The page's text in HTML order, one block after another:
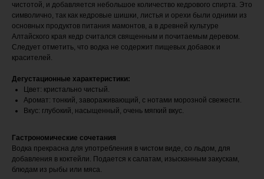
чистотой, и добавляется небольшое количество кедрового спирта. Это
символично, так как кедровые шишки, листья и орехи были одними из
основных продуктов питания мамонтов, а в древней культуре
Алтайского края кедр считался священным и почитаемым деревом.
Следует отметить, что водка не содержит пищевых добавок и
красителей.
Дегустационные характеристики:
Цвет: кристально чистый.
Аромат: тонкий, завораживающий, с нотами морозной свежести.
Вкус: глубокий, насыщенный, очень мягкий вкус.
Гастрономические сочетания
Водка прекрасна для употребления в чистом виде, со льдом, для
добавления в коктейли. Подается к салатам, изысканным закускам,
блюдам из рыбы или мяса.